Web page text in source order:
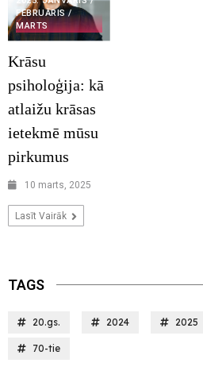
FEBRUĀRIS /
MARTS
Krāsu
psiholoģija: kā
atlaižu krāsas
ietekmē mūsu
pirkumus
10 marts, 2025
Lasīt Vairāk
TAGS
20.gs. 2024 2025
70-tie